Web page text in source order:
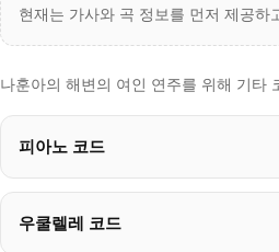
현재는 가사와 곡 정보를 먼저 제공하
나훈아의 해변의 여인 연주를 위해 기타
피아노 코드
우쿨렐레 코드